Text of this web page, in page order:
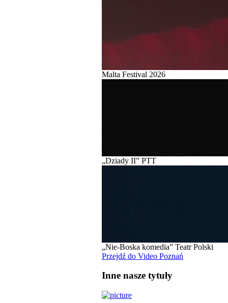
Malta Festival 2026
„Dziady II” PTT
„Nie-Boska komedia” Teatr Polski
Przejdź do Video Poznań
Inne nasze tytuły